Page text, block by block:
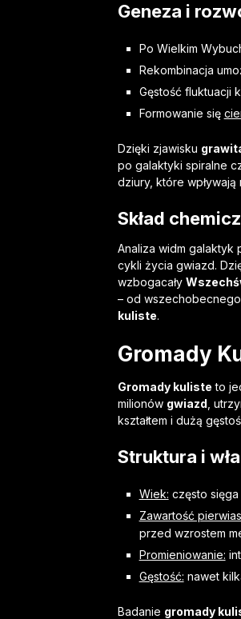
Geneza i
Po Wielkim
Rekombinacja
Gęstość fluktuacji
Formowanie się
Dzięki zjawisku
po galaktyki spiralne
dziury, które
Skład
Analiza widm galaktyk
cykli życia gwiazd.
wzbogacały
– od
kuliste.
Gromady
Gromady kuliste to
milionów gwiazd ,
kształtem i dużą
Struktura i
Wiek: często
Zawartość
przed wzrostem
Promieniowanie:
Gęstość: nawet
Badanie gromady